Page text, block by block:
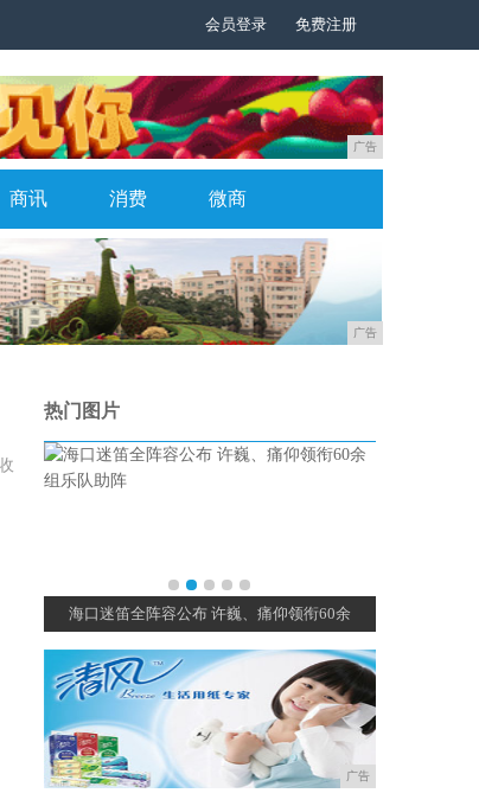
会员登录 免费注册
广告
商讯 消费 微商
广告
热门图片
海口迷笛全阵容公布 许巍、痛仰领衔60余
广告